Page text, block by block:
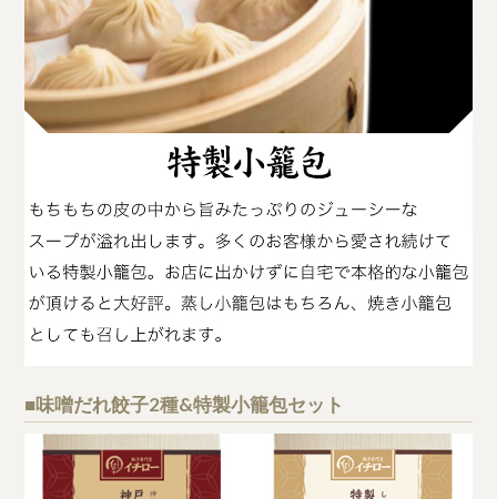
■味噌だれ餃子2種&特製小籠包セット